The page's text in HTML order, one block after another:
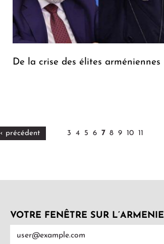
De la crise des élites arméniennes
‹ précédent 3 4 5 6 7 8 9 10 11
VOTRE FENÊTRE SUR L’ARMENIE